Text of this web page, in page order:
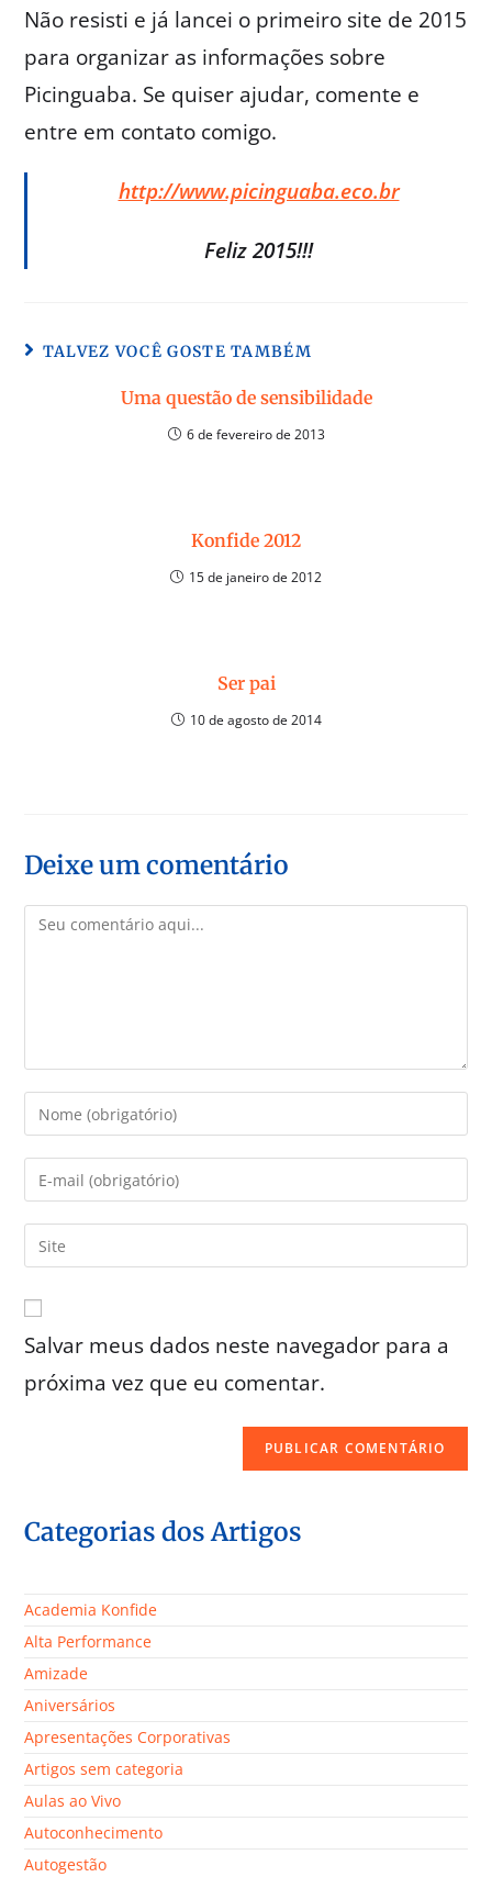
Não resisti e já lancei o primeiro site de 2015
para organizar as informações sobre
Picinguaba. Se quiser ajudar, comente e
entre em contato comigo.
http://www.picinguaba.eco.br
Feliz 2015!!!
TALVEZ VOCÊ GOSTE TAMBÉM
Uma questão de sensibilidade
6 de fevereiro de 2013
Konfide 2012
15 de janeiro de 2012
Ser pai
10 de agosto de 2014
Deixe um comentário
Salvar meus dados neste navegador para a
próxima vez que eu comentar.
Categorias dos Artigos
Academia Konfide
Alta Performance
Amizade
Aniversários
Apresentações Corporativas
Artigos sem categoria
Aulas ao Vivo
Autoconhecimento
Autogestão